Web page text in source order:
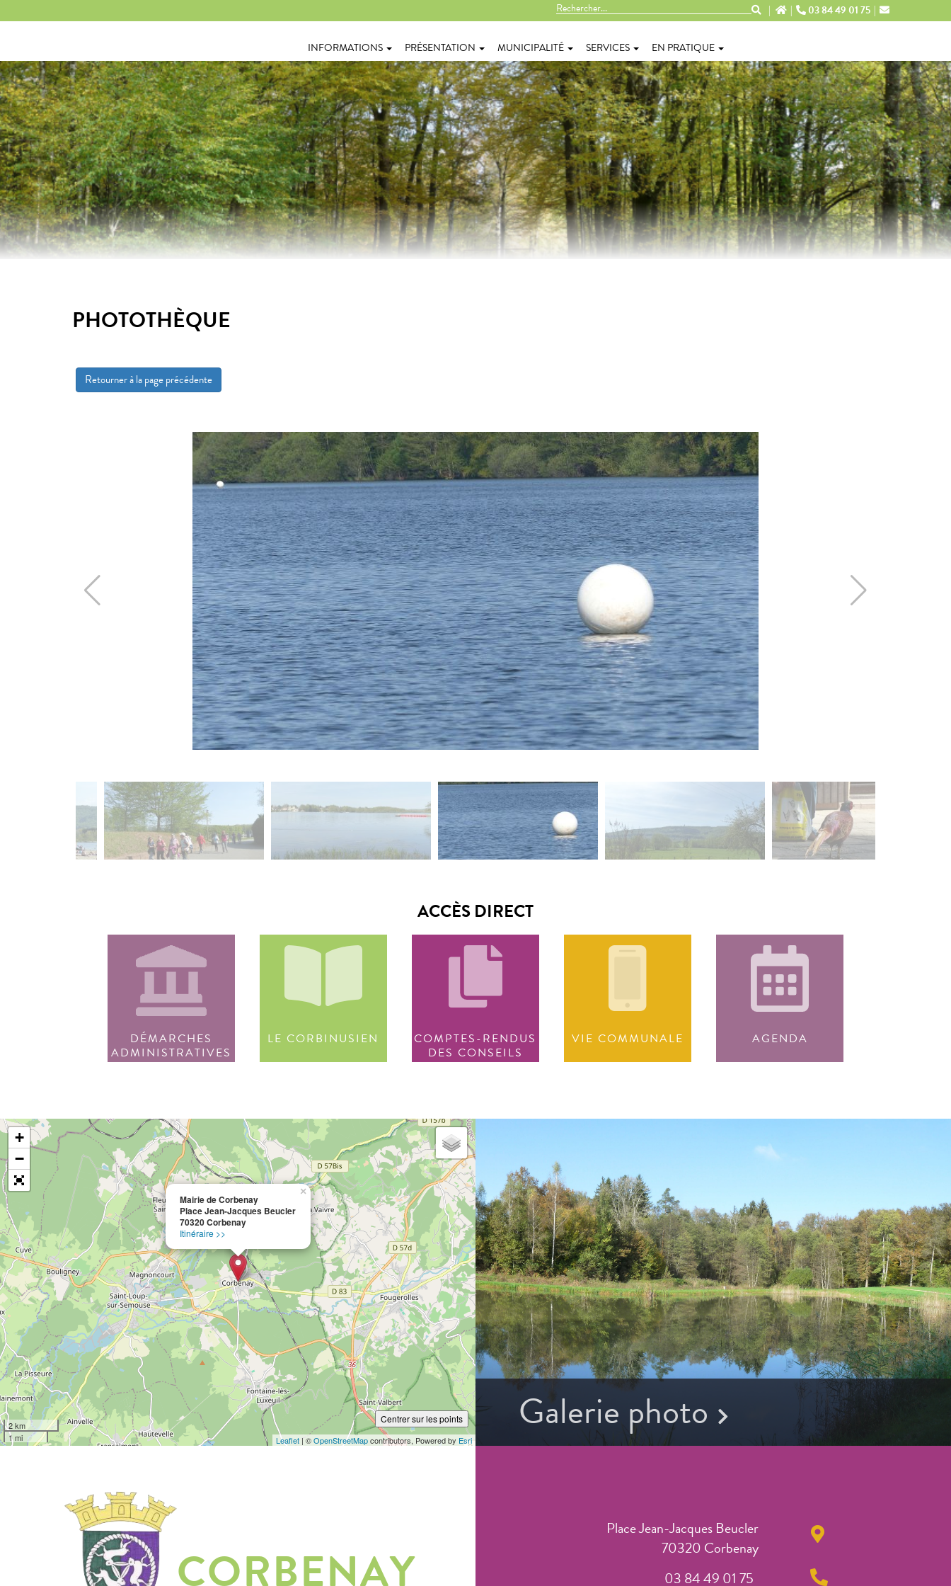
03 84 49 01 75
INFORMATIONS PRÉSENTATION MUNICIPALITÉ SERVICES EN PRATIQUE
PHOTOTHÈQUE
Retourner à la page précédente
ACCÈS DIRECT
DÉMARCHES
ADMINISTRATIVES
LE CORBINUSIEN
COMPTES-RENDUS
DES CONSEILS
VIE COMMUNALE AGENDA
Mairie de Corbenay
Place Jean-Jacques Beucler
70320 Corbenay
Itinéraire >>
×
+
−
2 km
1 mi
Centrer sur les points
Leaflet | ©OpenStreetMapcontributors, Powered by Esri
Galerie photo
CORBENAY
Place Jean-Jacques Beucler
70320 Corbenay
03 84 49 01 75